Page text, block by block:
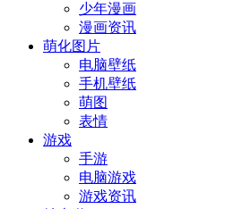
少年漫画
漫画资讯
萌化图片
电脑壁纸
手机壁纸
萌图
表情
游戏
手游
电脑游戏
游戏资讯